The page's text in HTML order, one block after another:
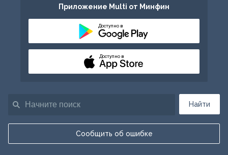
Найти
Сообщить об ошибке
Приложение Multi от Минфин
Доступно в
Доступно в